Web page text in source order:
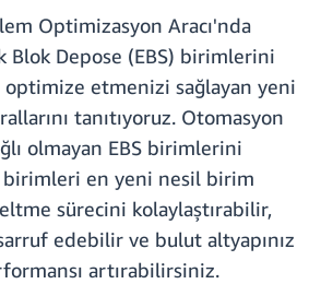
Optimizasyon Aracı'nda
Blok Depose (EBS) birimlerini
optimize etmenizi sağlayan yeni
tanıtıyoruz. Otomasyon
olmayan EBS birimlerini
en yeni nesil birim
sürecini kolaylaştırabilir,
edebilir ve bulut altyapınız
artırabilirsiniz.